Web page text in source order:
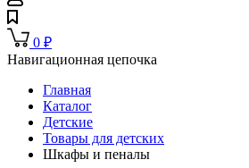
0 ₽
Навигационная цепочка
Главная
Каталог
Детские
Товары для детских
Шкафы и пеналы